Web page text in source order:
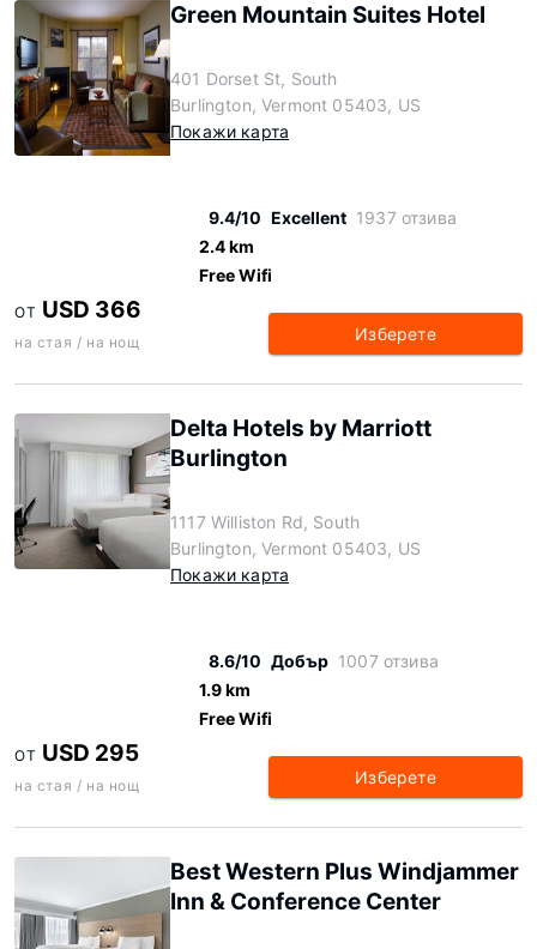
Green Mountain Suites Hotel
401 Dorset St, South
Burlington, Vermont 05403, US
Покажи карта
9.4/10 Excellent 1937 отзива
2.4 km
Free Wifi
ОТ USD 366
на стая / на нощ Изберете
Delta Hotels by Marriott
Burlington
1117 Williston Rd, South
Burlington, Vermont 05403, US
Покажи карта
8.6/10 Добър 1007 отзива
1.9 km
Free Wifi
ОТ USD 295
на стая / на нощ Изберете
Best Western Plus Windjammer
Inn & Conference Center